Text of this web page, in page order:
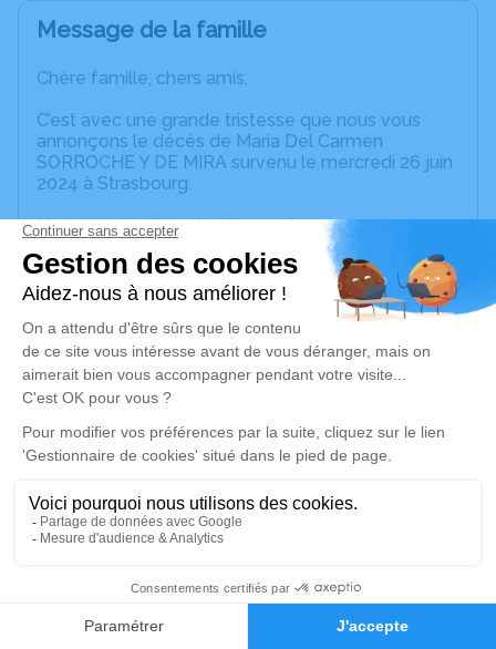
Faire-part Hommages
Message de la famille
Chère famille, chers amis,
C’est avec une grande tristesse que nous vous
annonçons le décès de Maria Del Carmen
SORROCHE Y DE MIRA survenu le mercredi 26 juin
2024 à Strasbourg.
Nous vous invitons à utiliser cet espace pour
laisser vos condoléances, partager des photos
souvenirs, une anecdote ou exprimer vos pensées
à travers des poèmes ou des textes. Cet endroit
est un lieu d'expression dédié à honorer la
mémoire de Maria Del Carmen SORROCHE Y DE
MIRA.
Un service de plantation d’arbre hommage est
Cérémonie religieuse
Église Saint Blaise de Dahlenheim
13 rue de l'église